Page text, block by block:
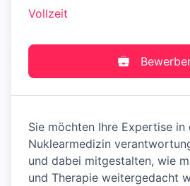
Vollzeit
Sie möchten Ihre Expertise in
Nuklearmedizin
und dabei mitgestalten, wie
und Therapie weitergedacht